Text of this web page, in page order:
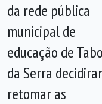
da rede pública
municipal de
educação de
da Serra
retomar as